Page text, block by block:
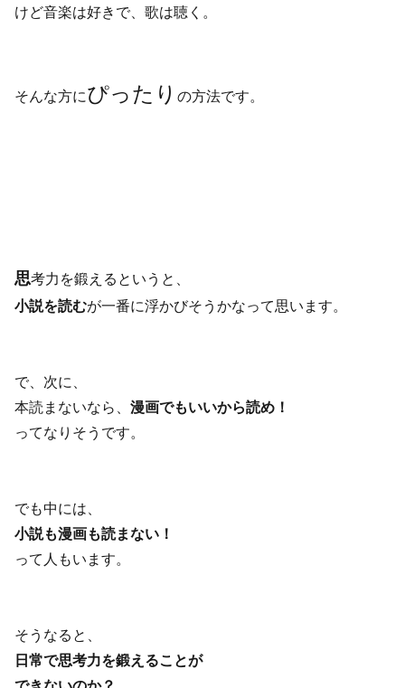
けど音楽は好きで、歌は聴く。
そんな方にぴったりの方法です。
思考力を鍛えるというと、
小説を読むが一番に浮かびそうかなって思います。
で、次に、
本読まないなら、漫画でもいいから読め！
ってなりそうです。
でも中には、
小説も漫画も読まない！
って人もいます。
そうなると、
日常で思考力を鍛えることが